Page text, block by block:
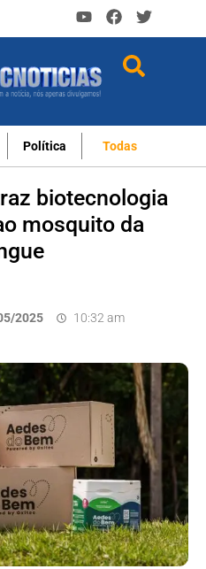
Política Todas
biotecnologia
mosquito da
2025 10:32 am